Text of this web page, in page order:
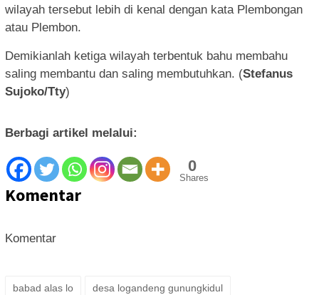
wilayah tersebut lebih di kenal dengan kata Plembongan
atau Plembon.
Demikianlah ketiga wilayah terbentuk bahu membahu
saling membantu dan saling membutuhkan. (Stefanus
Sujoko/Tty)
Berbagi artikel melalui:
0
Shares
Komentar
Komentar
babad alas lo desa logandeng gunungkidul